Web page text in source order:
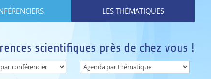
LES THÉMATIQUES
scientifiques près de chez vous !